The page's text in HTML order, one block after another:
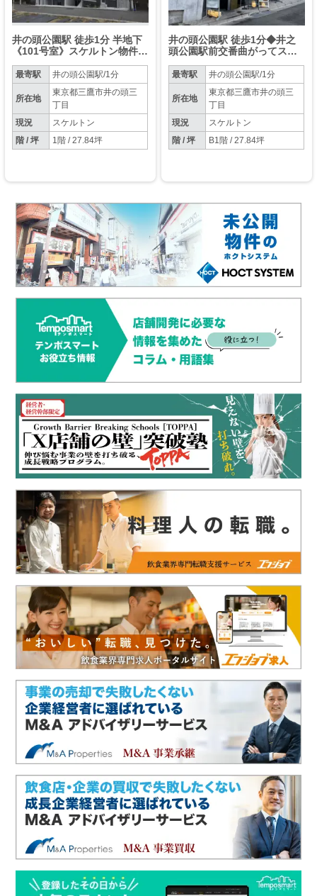
井の頭公園駅 徒歩1分 半地下
《101号室》スケルトン物件
最寄駅 井の頭公園駅/1分
所在地
東京都三鷹市井の頭三
丁目
現況
スケルトン
階 / 坪
1階 / 27.84坪
井の頭公園駅 徒歩1分◆井之
頭公園駅前交番曲がってスグ
園も目の前で集客も期待大◆
最寄駅 井の頭公園駅/1分
所在地
東京都三鷹市井の頭三
丁目
現況
スケルトン
階 / 坪
B1階 / 27.84坪